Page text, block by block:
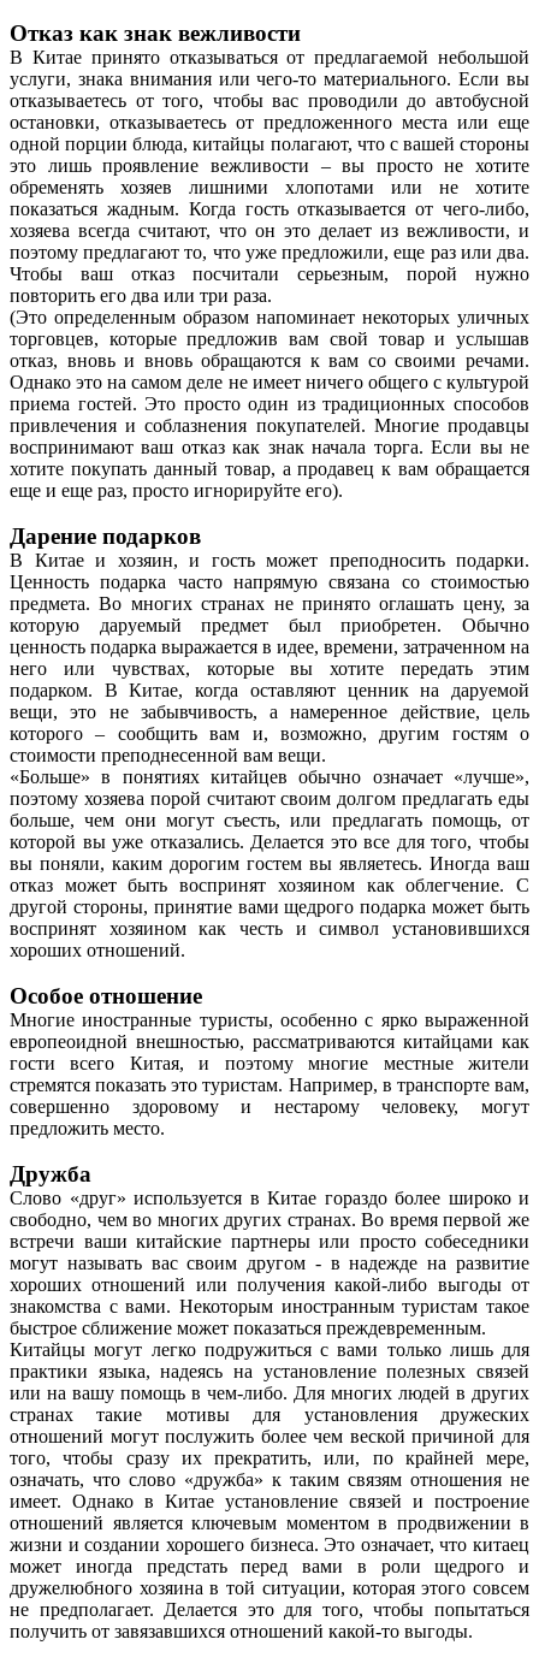
Отказ как знак вежливости
В Китае принято отказываться от предлагаемой небольшой
услуги, знака внимания или чего-то материального. Если вы
отказываетесь от того, чтобы вас проводили до автобусной
остановки, отказываетесь от предложенного места или еще
одной порции блюда, китайцы полагают, что с вашей стороны
это лишь проявление вежливости – вы просто не хотите
обременять хозяев лишними хлопотами или не хотите
показаться жадным. Когда гость отказывается от чего-либо,
хозяева всегда считают, что он это делает из вежливости, и
поэтому предлагают то, что уже предложили, еще раз или два.
Чтобы ваш отказ посчитали серьезным, порой нужно
повторить его два или три раза.
(Это определенным образом напоминает некоторых уличных
торговцев, которые предложив вам свой товар и услышав
отказ, вновь и вновь обращаются к вам со своими речами.
Однако это на самом деле не имеет ничего общего с культурой
приема гостей. Это просто один из традиционных способов
привлечения и соблазнения покупателей. Многие продавцы
воспринимают ваш отказ как знак начала торга. Если вы не
хотите покупать данный товар, а продавец к вам обращается
еще и еще раз, просто игнорируйте его).
Дарение подарков
В Китае и хозяин, и гость может преподносить подарки.
Ценность подарка часто напрямую связана со стоимостью
предмета. Во многих странах не принято оглашать цену, за
которую даруемый предмет был приобретен. Обычно
ценность подарка выражается в идее, времени, затраченном на
него или чувствах, которые вы хотите передать этим
подарком. В Китае, когда оставляют ценник на даруемой
вещи, это не забывчивость, а намеренное действие, цель
которого – сообщить вам и, возможно, другим гостям о
стоимости преподнесенной вам вещи.
«Больше» в понятиях китайцев обычно означает «лучше»,
поэтому хозяева порой считают своим долгом предлагать еды
больше, чем они могут съесть, или предлагать помощь, от
которой вы уже отказались. Делается это все для того, чтобы
вы поняли, каким дорогим гостем вы являетесь. Иногда ваш
отказ может быть воспринят хозяином как облегчение. С
другой стороны, принятие вами щедрого подарка может быть
воспринят хозяином как честь и символ установившихся
хороших отношений.
Особое отношение
Многие иностранные туристы, особенно с ярко выраженной
европеоидной внешностью, рассматриваются китайцами как
гости всего Китая, и поэтому многие местные жители
стремятся показать это туристам. Например, в транспорте вам,
совершенно здоровому и нестарому человеку, могут
предложить место.
Дружба
Слово «друг» используется в Китае гораздо более широко и
свободно, чем во многих других странах. Во время первой же
встречи ваши китайские партнеры или просто собеседники
могут называть вас своим другом - в надежде на развитие
хороших отношений или получения какой-либо выгоды от
знакомства с вами. Некоторым иностранным туристам такое
быстрое сближение может показаться преждевременным.
Китайцы могут легко подружиться с вами только лишь для
практики языка, надеясь на установление полезных связей
или на вашу помощь в чем-либо. Для многих людей в других
странах такие мотивы для установления дружеских
отношений могут послужить более чем веской причиной для
того, чтобы сразу их прекратить, или, по крайней мере,
означать, что слово «дружба» к таким связям отношения не
имеет. Однако в Китае установление связей и построение
отношений является ключевым моментом в продвижении в
жизни и создании хорошего бизнеса. Это означает, что китаец
может иногда предстать перед вами в роли щедрого и
дружелюбного хозяина в той ситуации, которая этого совсем
не предполагает. Делается это для того, чтобы попытаться
получить от завязавшихся отношений какой-то выгоды.